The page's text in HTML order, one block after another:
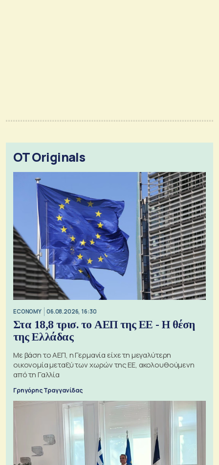
OT Originals
ECONOMY 06.08.2026, 16:30
Στα 18,8 τρισ. το ΑΕΠ της ΕΕ - Η θέση
της Ελλάδας
Με βάση το ΑΕΠ, η Γερμανία είχε τη μεγαλύτερη
οικονομία μεταξύ των χωρών της ΕΕ, ακολουθούμενη
από τη Γαλλία
Γρηγόρης Τραγγανίδας